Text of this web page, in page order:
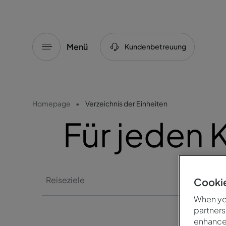
Menü Kundenbetreuung
Homepage Verzeichnis der Einheiten
Für jeden
Reiseziele
When